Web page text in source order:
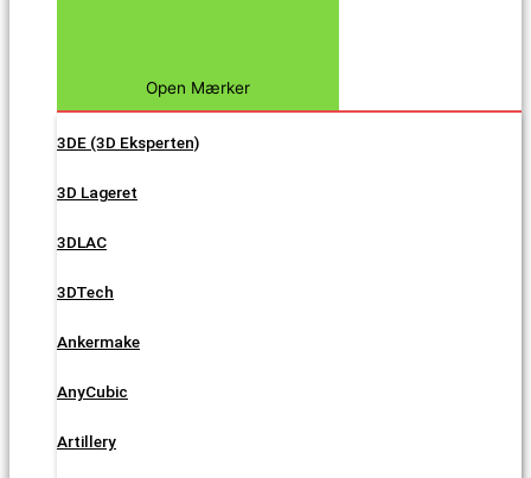
Open Mærker
3DE (3D Eksperten)
3D Lageret
3DLAC
3DTech
Ankermake
AnyCubic
Artillery